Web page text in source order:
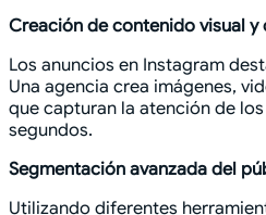
Creación de contenido visual
Los anuncios en Instagram
Una agencia crea imágenes,
que capturan la atención de
segundos.
Segmentación avanzada del
Utilizando diferentes